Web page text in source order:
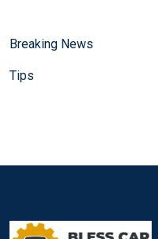
Breaking News
Tips